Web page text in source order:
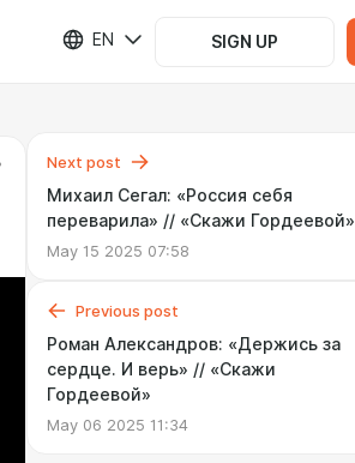
EN SIGN UP
Next post
Михаил Сегал: «Россия себя
переварила» // «Скажи Гордеевой»
May 15 2025 07:58
Previous post
Роман Александров: «Держись за
сердце. И верь» // «Скажи
Гордеевой»
May 06 2025 11:34